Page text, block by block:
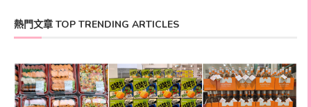
熱門文章 TOP TRENDING ARTICLES